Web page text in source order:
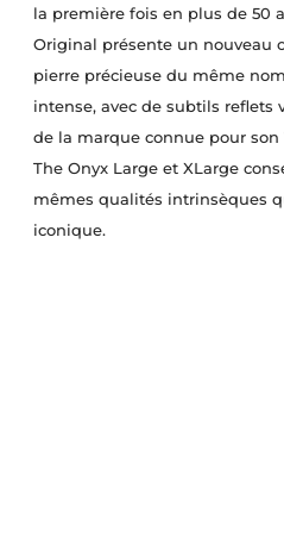
la première fois en plus de 50
Original présente un nouveau
pierre précieuse du même
intense, avec de subtils reflets
de la marque connue pour son
The Onyx Large et XLarge
mêmes qualités intrinsèques
iconique.